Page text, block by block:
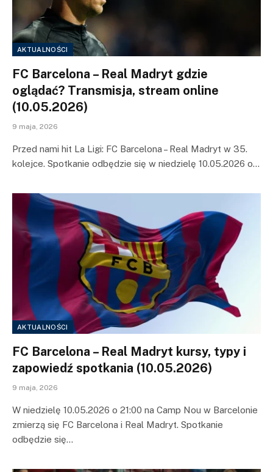
AKTUALNOŚCI
FC Barcelona – Real Madryt gdzie
oglądać? Transmisja, stream online
(10.05.2026)
9 maja, 2026
Przed nami hit La Ligi: FC Barcelona – Real Madryt w 35.
kolejce. Spotkanie odbędzie się w niedzielę 10.05.2026 o…
AKTUALNOŚCI
FC Barcelona – Real Madryt kursy, typy i
zapowiedź spotkania (10.05.2026)
9 maja, 2026
W niedzielę 10.05.2026 o 21:00 na Camp Nou w Barcelonie
zmierzą się FC Barcelona i Real Madryt. Spotkanie
odbędzie się…